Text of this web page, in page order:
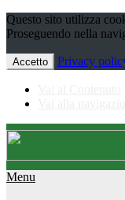
Questo sito utilizza
Proseguendo nella
Accetto Privacy
Menu